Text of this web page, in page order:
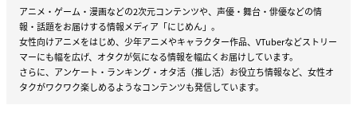
アニメ・ゲーム・漫画などの2次元コンテンツや、声優・舞台・俳優などの情
報・話題をお届けする情報メディア「にじめん」。
女性向けアニメをはじめ、少年アニメやキャラクター作品、VTuberなどストリー
マーにも幅を広げ、オタクが気になる情報を幅広くお届けしています。
さらに、アンケート・ランキング・オタ活（推し活）お役立ち情報など、女性オ
タクがワクワク楽しめるようなコンテンツも発信しています。